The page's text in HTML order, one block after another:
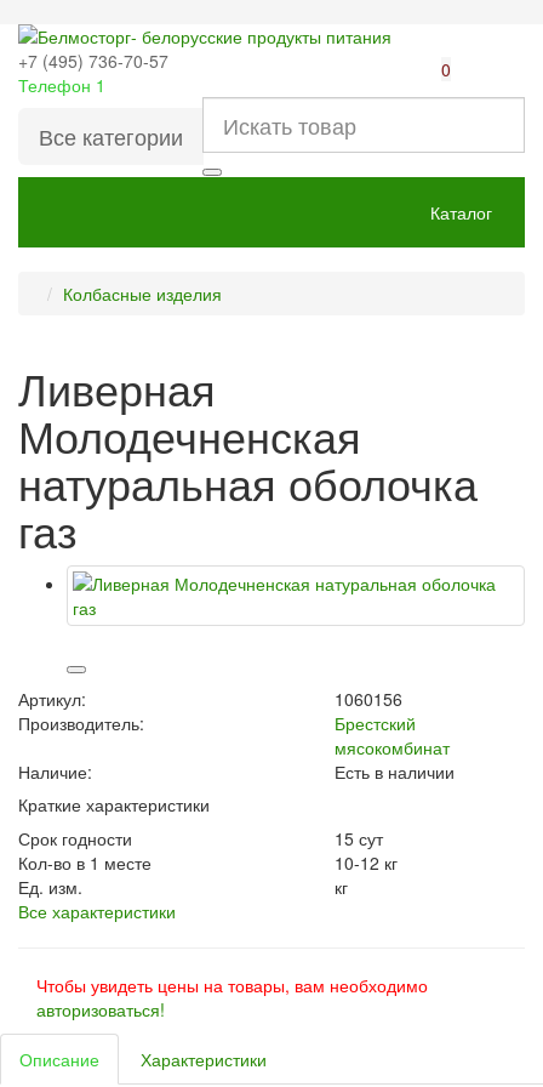
+7 (495) 736-70-57
Телефон 1
0
Все категории
Каталог
Колбасные изделия
Ливерная
Молодечненская
натуральная оболочка
газ
Артикул:
1060156
Производитель:
Брестский
мясокомбинат
Наличие:
Есть в наличии
Краткие характеристики
Срок годности
15 сут
Кол-во в 1 месте
10-12 кг
Ед. изм.
кг
Все характеристики
Чтобы увидеть цены на товары, вам необходимо
авторизоваться!
Описание
Характеристики